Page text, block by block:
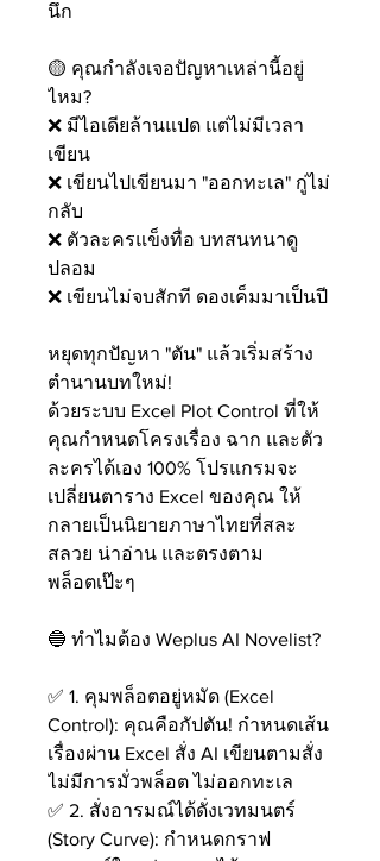
นึก
🟡 คุณกำลังเจอปัญหาเหล่านี้อยู่
ไหม?
❌ มีไอเดียล้านแปด แต่ไม่มีเวลา
เขียน
❌ เขียนไปเขียนมา "ออกทะเล" กู่ไม่
กลับ
❌ ตัวละครแข็งทื่อ บทสนทนาดู
ปลอม
❌ เขียนไม่จบสักที ดองเค็มมาเป็นปี
หยุดทุกปัญหา "ตัน" แล้วเริ่มสร้าง
ตำนานบทใหม่!
ด้วยระบบ Excel Plot Control ที่ให้
คุณกำหนดโครงเรื่อง ฉาก และตัว
ละครได้เอง 100% โปรแกรมจะ
เปลี่ยนตาราง Excel ของคุณ ให้
กลายเป็นนิยายภาษาไทยที่สละ
สลวย น่าอ่าน และตรงตาม
พล็อตเป๊ะๆ
🔵 ทำไมต้อง Weplus AI Novelist?
✅ 1. คุมพล็อตอยู่หมัด (Excel
Control): คุณคือกัปตัน! กำหนดเส้น
เรื่องผ่าน Excel สั่ง AI เขียนตามสั่ง
ไม่มีการมั่วพล็อต ไม่ออกทะเล
✅ 2. สั่งอารมณ์ได้ดั่งเวทมนตร์
(Story Curve): กำหนดกราฟ